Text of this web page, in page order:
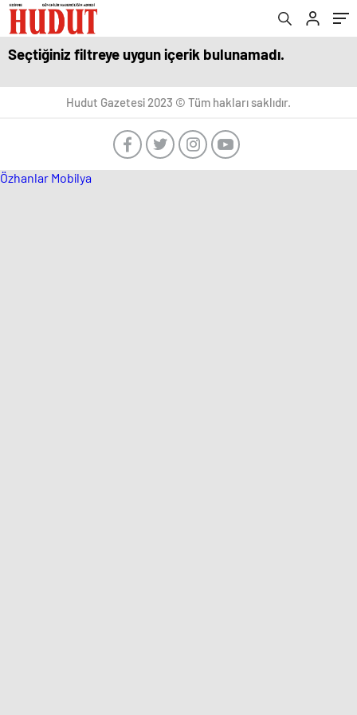
Seçtiğiniz filtreye uygun içerik bulunamadı.
Hudut Gazetesi 2023 © Tüm hakları saklıdır.
Özhanlar Mobilya